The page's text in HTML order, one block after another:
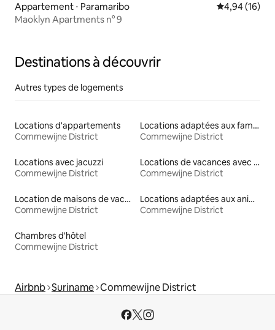
Appartement ⋅ Paramaribo Évaluation
4,94 (16)
Maoklyn Apartments n° 9
Destinations à découvrir
Autres types de logements
Locations d'appartements
Commewijne District
Locations adaptées aux familles
Commewijne District
Locations avec jacuzzi
Commewijne District
Locations de vacances avec piscine
Commewijne District
Location de maisons de vacances
Commewijne District
Locations adaptées aux animaux
Commewijne District
Chambres d'hôtel
Commewijne District
Airbnb Suriname Commewijne District